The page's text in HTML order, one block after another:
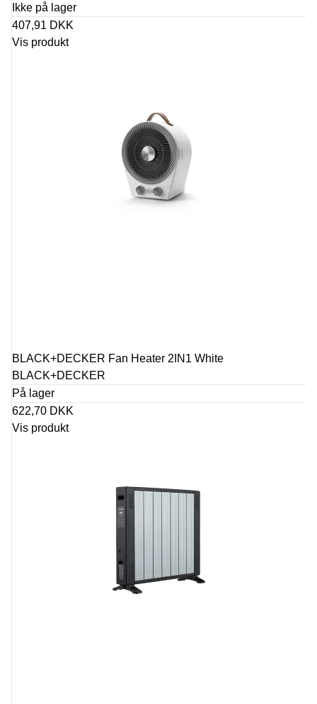
Ikke på lager
407,91 DKK
Vis produkt
BLACK+DECKER Fan Heater 2IN1 White
BLACK+DECKER
På lager
622,70 DKK
Vis produkt